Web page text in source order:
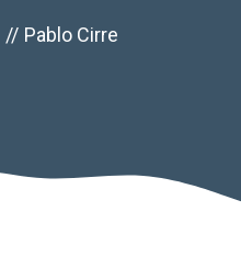
// Pablo Cirre